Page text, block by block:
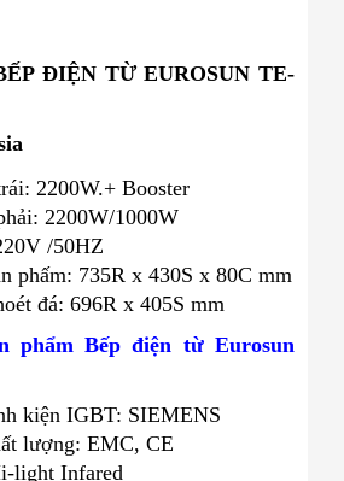
ĐIỆN TỪ EUROSUN TE-
2200W.+ Booster
2200W/1000W
/50HZ
phấm: 735R x 430S x 80C mm
đá: 696R x 405S mm
phẩm Bếp điện từ Eurosun
kiện IGBT: SIEMENS
lượng: EMC, CE
light Infared